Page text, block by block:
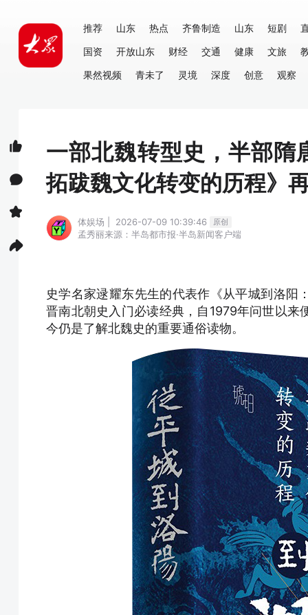
推荐 山东 热点 齐鲁制造 山东 短剧
国资
开放山东 财经 交通 健康 文旅
果然视频
青未了 灵境 深度 创意 观察
一部北魏转型史，半部
拓跋魏文化转变的历程》
体娱场 | 2026-07-09 10:39:46 原创
孟秀丽来源：半岛都市报·半岛新闻客户端
史学名家逯耀东先生的代表作《从平城到洛阳
晋南北朝史入门必读经典，自1979年问世以
今仍是了解北魏史的重要通俗读物。